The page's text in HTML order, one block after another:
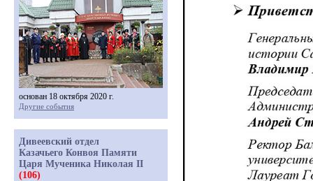
основан 18 октября 2020 г.
Другие события
Дивеевский отдел
Казачьего Конвоя Памяти
Царя Мученика Николая II
(106)